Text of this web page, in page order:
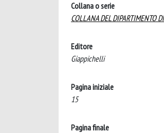
Collana o serie
COLLANA DEL DIPARTIMENTO
Editore
Giappichelli
Pagina iniziale
15
Pagina finale